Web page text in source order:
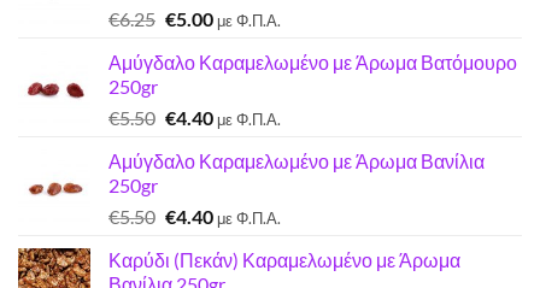
€6.25 Original
was:
€5.00Η
τιμή
€5.00.
με Φ.Π.Α.
Αμύγδαλο Καραμελωμένο με Άρωμα Βατόμουρο
250gr
€5.50 Original
was:
€4.40Η
τιμή
€4.40.
με Φ.Π.Α.
Αμύγδαλο Καραμελωμένο με Άρωμα Βανίλια
250gr
€5.50 Original
was:
€4.40Η
τιμή
με Φ.Π.Α.
Καρύδι (Πεκάν) Καραμελωμένο με Άρωμα